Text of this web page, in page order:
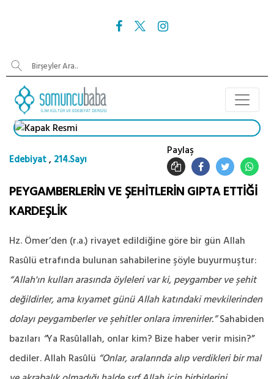
Edebiyat, 214.Sayı
Paylaş
PEYGAMBERLERİN VE ŞEHİTLERİN GIPTA ETTİĞİ
KARDEŞLİK
Hz. Ömer’den (r.a.) rivayet edildiğine göre bir gün Allah
Rasûlü etrafında bulunan sahabilerine şöyle buyurmuştur:
“Allah'ın kulları arasında öyleleri var ki, peygamber ve şehit
değildirler, ama kıyamet günü Allah katındaki mevkilerinden
dolayı peygamberler ve şehitler onlara imrenirler.”Sahabiden
bazıları “Ya Rasûlallah, onlar kim? Bize haber verir misin?”
dediler. Allah Rasûlü “Onlar, aralarında alıp verdikleri bir mal